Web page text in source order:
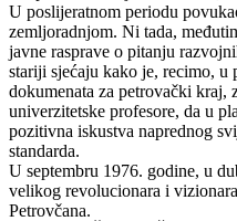
U poslijeratnom periodu
zemljoradnjom. Ni tada,
javne rasprave o pitanju
stariji sjećaju kako je, recimo,
dokumenata za petrovački kraj,
univerzitetske profesore, da u
pozitivna iskustva naprednog
standarda.
U septembru 1976. godine, u
velikog revolucionara i
Petrovčana.